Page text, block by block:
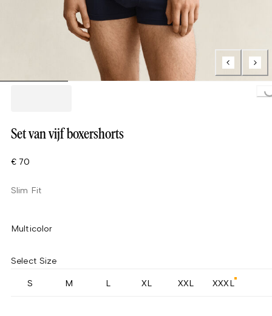
Loading...
Set van vijf boxershorts
€ 70
Slim Fit
Multicolor
Select Size
S M L XL XXL XXXL